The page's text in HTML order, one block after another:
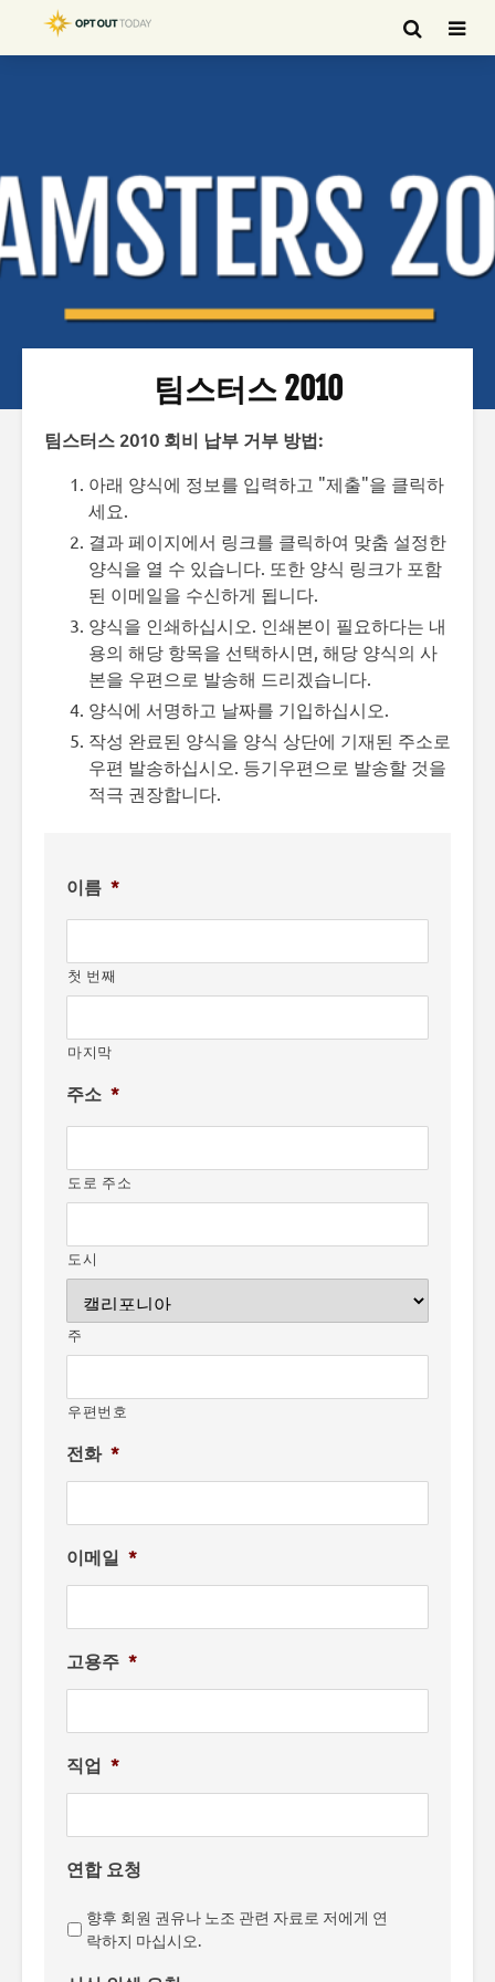
팀스터스 2010
팀스터스 2010 회비 납부 거부 방법:
아래 양식에 정보를 입력하고 "제출"을 클릭하
세요.
결과 페이지에서 링크를 클릭하여 맞춤 설정한
양식을 열 수 있습니다. 또한 양식 링크가 포함
된 이메일을 수신하게 됩니다.
양식을 인쇄하십시오. 인쇄본이 필요하다는 내
용의 해당 항목을 선택하시면, 해당 양식의 사
본을 우편으로 발송해 드리겠습니다.
양식에 서명하고 날짜를 기입하십시오.
작성 완료된 양식을 양식 상단에 기재된 주소로
우편 발송하십시오. 등기우편으로 발송할 것을
적극 권장합니다.
이름 *
첫 번째
마지막
주소 *
도로 주소
도시
주
우편번호
전화 *
이메일 *
고용주 *
직업 *
연합 요청
향후 회원 권유나 노조 관련 자료로 저에게 연
락하지 마십시오.